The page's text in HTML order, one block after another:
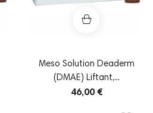
Meso Solution Deaderm
(DMAE) Liftant,...
46,00 €